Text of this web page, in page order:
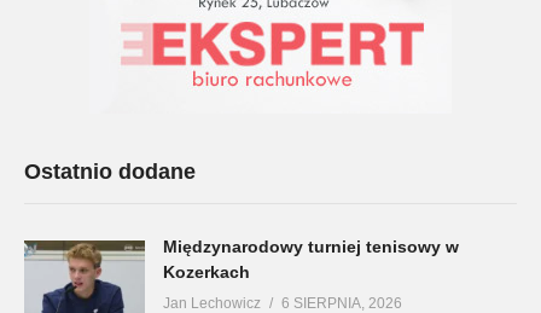
Ostatnio dodane
Międzynarodowy turniej tenisowy w
Kozerkach
Jan Lechowicz 6 SIERPNIA, 2026